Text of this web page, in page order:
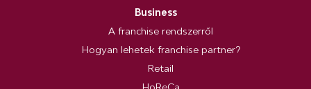
Business
A franchise rendszerről
Hogyan lehetek franchise partner?
Retail